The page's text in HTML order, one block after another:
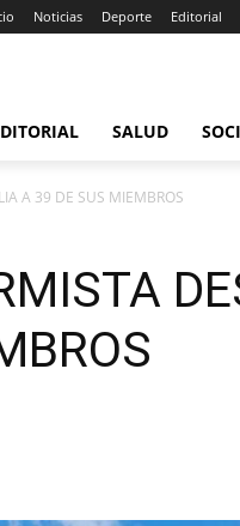
Noticias Deporte Editorial
SALUD
A 39 DE SUS MIEMBROS